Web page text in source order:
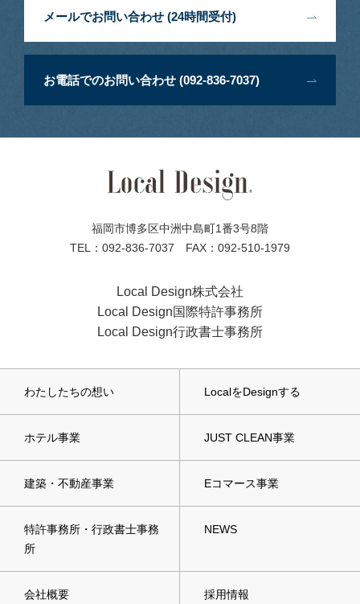
メールでお問い合わせ (24時間受付)
お電話でのお問い合わせ (092-836-7037)
福岡市博多区中洲中島町1番3号8階
TEL：092-836-7037 FAX：092-510-1979
Local Design株式会社
Local Design国際特許事務所
Local Design行政書士事務所
わたしたちの想い LocalをDesignする
ホテル事業 JUST CLEAN事業
建築・不動産事業 Eコマース事業
特許事務所・行政書士事務
所
NEWS
会社概要 採用情報